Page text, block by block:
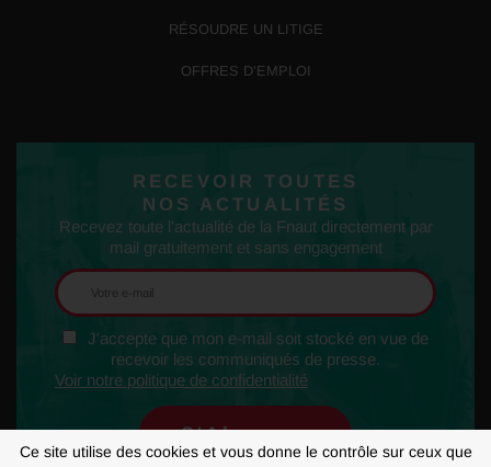
Ce site utilise des cookies et vous donne le contrôle sur ceux que
RÉSOUDRE UN LITIGE
OFFRES D’EMPLOI
RECEVOIR TOUTES
NOS ACTUALITÉS
Recevez toute l'actualité de la Fnaut directement par
mail gratuitement et sans engagement
J'accepte que mon e-mail soit stocké en vue de
recevoir les communiqués de presse.
Voir notre politique de confidentialité